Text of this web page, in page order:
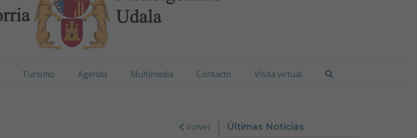
Turismo Agenda Multimedia Contacto Visita virtual
Volver Últimas Noticias